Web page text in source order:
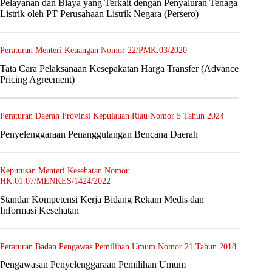
Pelayanan dan Biaya yang Terkait dengan Penyaluran Tenaga
Listrik oleh PT Perusahaan Listrik Negara (Persero)
Peraturan Menteri Keuangan Nomor 22/PMK.03/2020
Tata Cara Pelaksanaan Kesepakatan Harga Transfer (Advance
Pricing Agreement)
Peraturan Daerah Provinsi Kepulauan Riau Nomor 5 Tahun 2024
Penyelenggaraan Penanggulangan Bencana Daerah
Keputusan Menteri Kesehatan Nomor
HK.01.07/MENKES/1424/2022
Standar Kompetensi Kerja Bidang Rekam Medis dan
Informasi Kesehatan
Peraturan Badan Pengawas Pemilihan Umum Nomor 21 Tahun 2018
Pengawasan Penyelenggaraan Pemilihan Umum